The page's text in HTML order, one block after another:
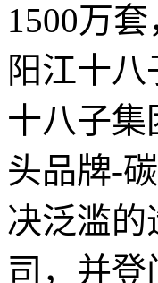
1500万
阳江十
十八子集
头品牌-
决泛滥
司，并